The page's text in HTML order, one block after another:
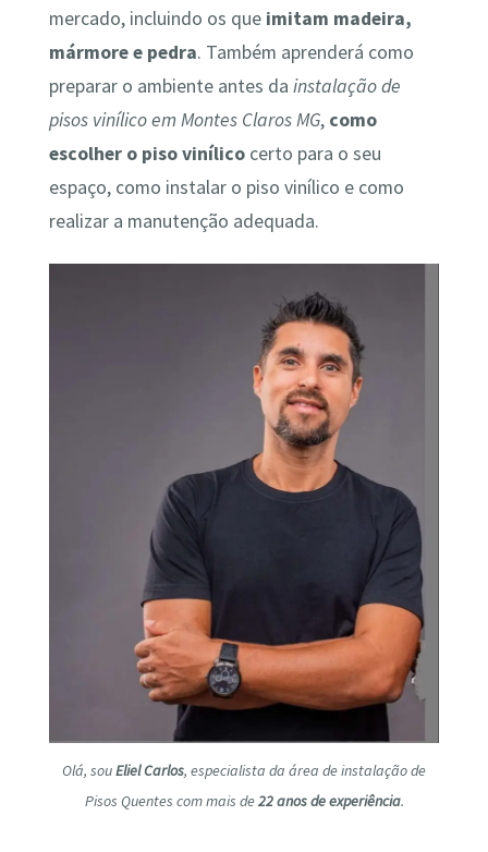
mercado, incluindo os que imitam madeira,
mármore e pedra. Também aprenderá como
preparar o ambiente antes da instalação de
pisos vinílico em Montes Claros MG, como
escolher o piso vinílicocerto para o seu
espaço, como instalar o piso vinílico e como
realizar a manutenção adequada.
Olá, souEliel Carlos, especialista da área de instalação de
Pisos Quentes com mais de22 anos de experiência.